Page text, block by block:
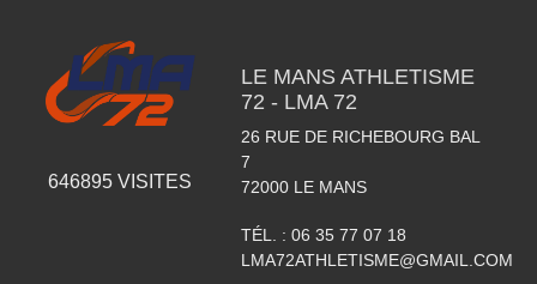
646895 VISITES
LE MANS ATHLETISME
72 - LMA 72
26 RUE DE RICHEBOURG BAL
7
72000 LE MANS
TÉL. : 06 35 77 07 18
LMA72ATHLETISME@GMAIL.COM